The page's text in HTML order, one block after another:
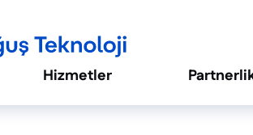
Hizmetler